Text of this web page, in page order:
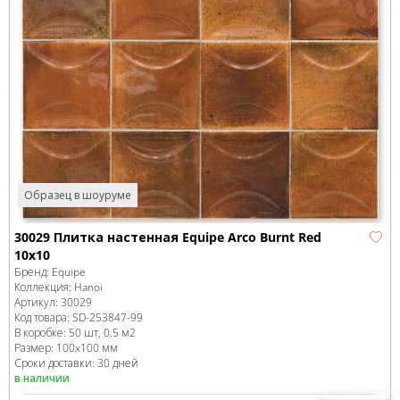
Образец в шоуруме
30029 Плитка настенная Equipe Arco Burnt Red
10х10
Бренд: Equipe
Коллекция: Hanoi
Артикул: 30029
Код товара: SD-253847-99
В коробке: 50 шт, 0.5 м2
Размер: 100x100 мм
Сроки доставки: 30 дней
в наличии